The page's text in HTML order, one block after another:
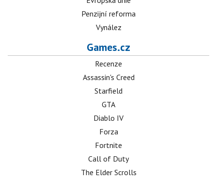
Penzijní reforma
Vynález
Games.cz
Recenze
Assassin's Creed
Starfield
GTA
Diablo IV
Forza
Fortnite
Call of Duty
The Elder Scrolls